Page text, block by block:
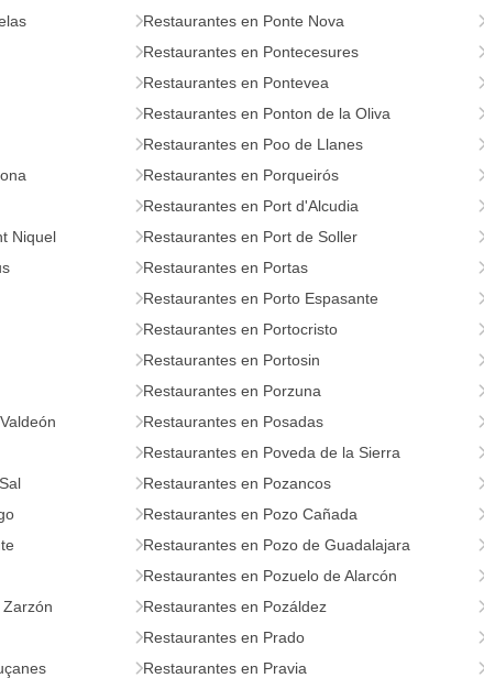
Restaurantes en Ponte Nova
Restaurantes en Pontecesures
Restaurantes en Pontevea
Restaurantes en Ponton de la Oliva
Restaurantes en Poo de Llanes
Restaurantes en Porqueirós
Restaurantes en Port d'Alcudia
Niquel Restaurantes en Port de Soller
Restaurantes en Portas
Restaurantes en Porto Espasante
Restaurantes en Portocristo
Restaurantes en Portosin
Restaurantes en Porzuna
Restaurantes en Posadas
Restaurantes en Poveda de la Sierra
Restaurantes en Pozancos
Restaurantes en Pozo Cañada
Restaurantes en Pozo de Guadalajara
Restaurantes en Pozuelo de Alarcón
Restaurantes en Pozáldez
Restaurantes en Prado
Restaurantes en Pravia